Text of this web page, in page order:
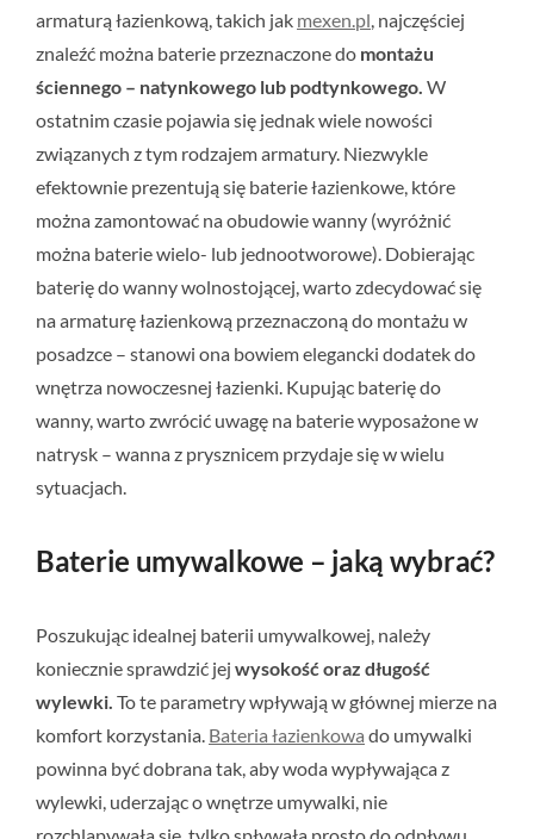
armaturą łazienkową, takich jak mexen.pl, najczęściej
znaleźć można baterie przeznaczone do montażu
ściennego – natynkowego lub podtynkowego. W
ostatnim czasie pojawia się jednak wiele nowości
związanych z tym rodzajem armatury. Niezwykle
efektownie prezentują się baterie łazienkowe, które
można zamontować na obudowie wanny (wyróżnić
można baterie wielo- lub jednootworowe). Dobierając
baterię do wanny wolnostojącej, warto zdecydować się
na armaturę łazienkową przeznaczoną do montażu w
posadzce – stanowi ona bowiem elegancki dodatek do
wnętrza nowoczesnej łazienki. Kupując baterię do
wanny, warto zwrócić uwagę na baterie wyposażone w
natrysk – wanna z prysznicem przydaje się w wielu
sytuacjach.
Baterie umywalkowe – jaką wybrać?
Poszukując idealnej baterii umywalkowej, należy
koniecznie sprawdzić jej wysokość oraz długość
wylewki. To te parametry wpływają w głównej mierze na
komfort korzystania. Bateria łazienkowa do umywalki
powinna być dobrana tak, aby woda wypływająca z
wylewki, uderzając o wnętrze umywalki, nie